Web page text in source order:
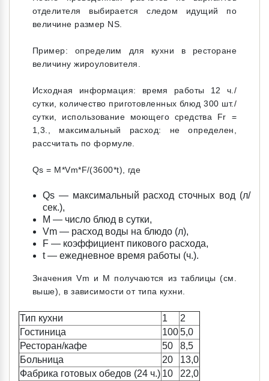
отделителя выбирается следом идущий по
величине размер NS.
Пример: определим для кухни в ресторане
величину жироуловителя.
Исходная информация: время работы 12 ч./
сутки, количество приготовленных блюд 300 шт./
сутки, использование моющего средства Fr =
1,3., максимальный расход: не определен,
рассчитать по формуле.
Qs = M*Vm*F/(3600*t), где
Qs — максимальный расход сточных вод (л/
сек.),
M — число блюд в сутки,
Vm — расход воды на блюдо (л),
F — коэффициент пикового расхода,
t — ежедневное время работы (ч.).
Значения Vm и M получаются из таблицы (см.
выше), в зависимости от типа кухни.
Тип кухни 1
2
Гостиница
1005,0
Ресторан/кафе
50
8,5
Больница
20
13,0
Фабрика готовых обедов (24 ч.) 10
22,0